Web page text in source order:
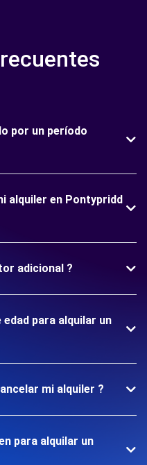
por un período
alquiler en Pontypridd
adicional ?
para alquilar un
mi alquiler ?
para alquilar un